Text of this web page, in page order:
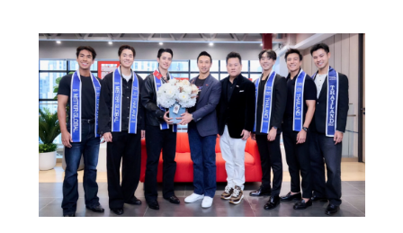
ธุรกิจได้จริง ทรู คอร์ปอเรชั่น โดย ทรู ดิจิทัล อคาเดมี ได้ร่วมมือ
กับ มหาวิทยาลัยศรีปทุม โดย